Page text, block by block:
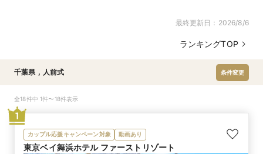
最終更新日： 2026/8/6
ランキングTOP
千葉県 , 人前式 条件変更
全18件中 1件〜18件表示
カップル応援キャンペーン対象 動画あり
東京ベイ舞浜ホテル ファーストリゾート
1